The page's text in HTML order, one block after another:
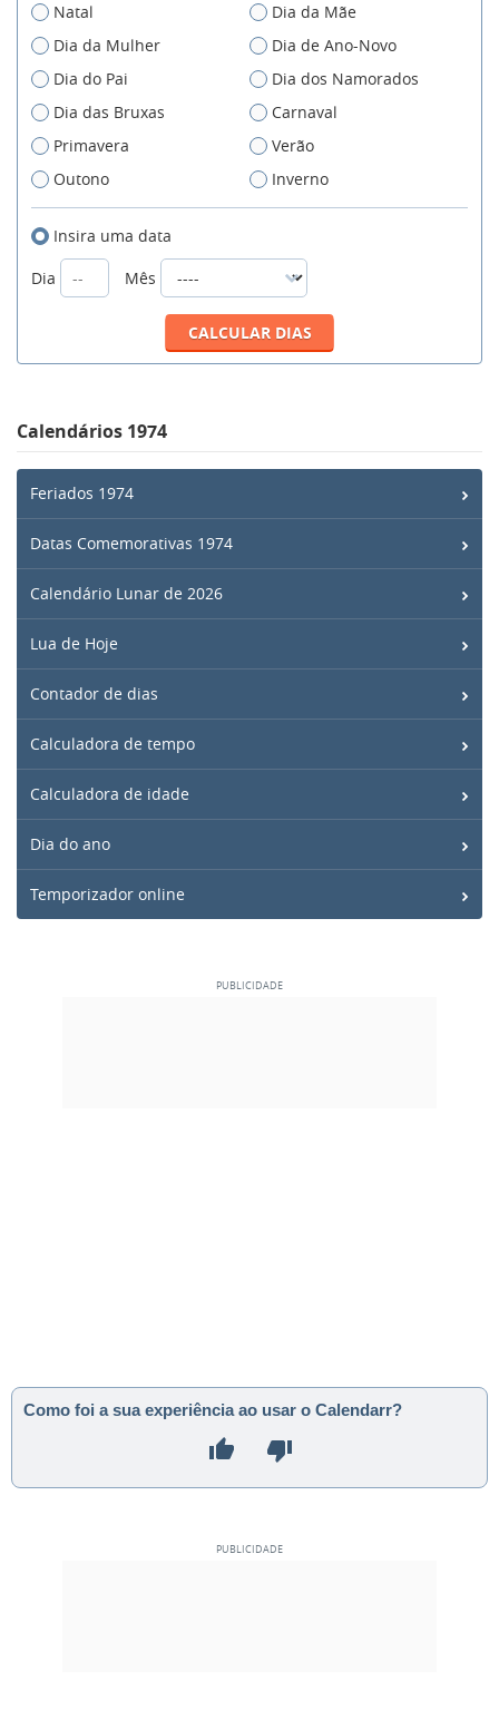
Natal
Dia da Mãe
Dia da Mulher
Dia de Ano-Novo
Dia do Pai
Dia dos Namorados
Dia das Bruxas
Carnaval
Primavera
Verão
Outono
Inverno
Insira uma data
Dia
Mês
Calendários 1974
Feriados 1974
Datas Comemorativas 1974
Calendário Lunar de 2026
Lua de Hoje
Contador de dias
Calculadora de tempo
Calculadora de idade
Dia do ano
Temporizador online
Como foi a sua experiência ao usar o Calendarr?